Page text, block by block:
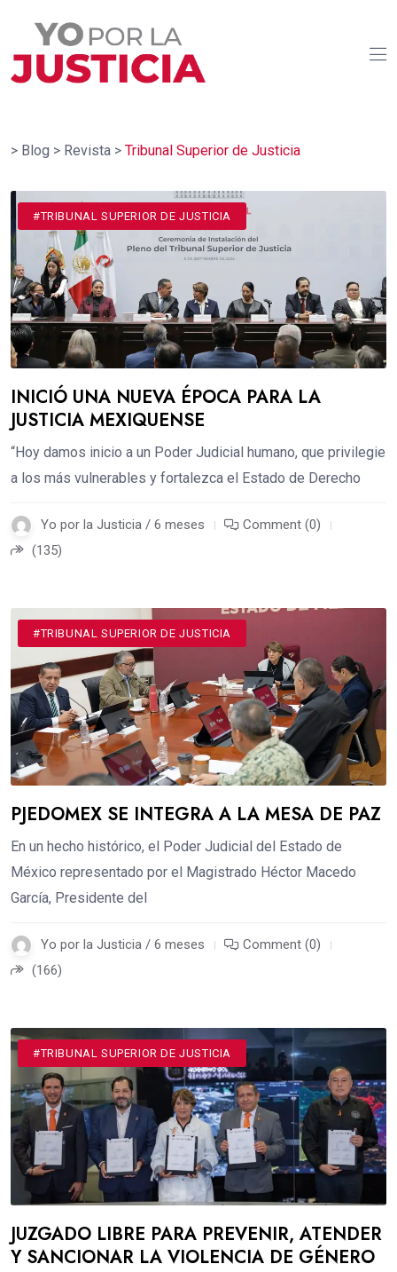
> Blog > Revista > Tribunal Superior de Justicia
#DESTACADOS
#TRIBUNAL SUPERIOR DE JUSTICIA
INICIÓ UNA NUEVA ÉPOCA PARA LA
JUSTICIA MEXIQUENSE
“Hoy damos inicio a un Poder Judicial humano, que privilegie
a los más vulnerables y fortalezca el Estado de Derecho
Yo por la Justicia / 6 meses
Comment (0)
(135)
#TRIBUNAL SUPERIOR DE JUSTICIA
PJEDOMEX SE INTEGRA A LA MESA DE PAZ
En un hecho histórico, el Poder Judicial del Estado de
México representado por el Magistrado Héctor Macedo
García, Presidente del
Yo por la Justicia / 6 meses
Comment (0)
(166)
#TRIBUNAL SUPERIOR DE JUSTICIA
JUZGADO LIBRE PARA PREVENIR, ATENDER
Y SANCIONAR LA VIOLENCIA DE GÉNERO